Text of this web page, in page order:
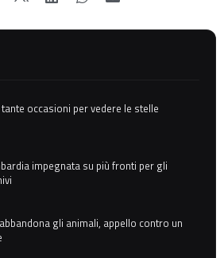
occasioni per vedere le stelle
impegnata su più fronti per gli
gli animali, appello contro un